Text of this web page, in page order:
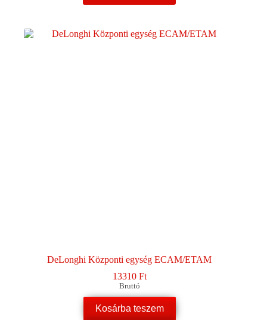
DeLonghi Központi egység ECAM/ETAM
13310 Ft
Bruttó
Kosárba teszem